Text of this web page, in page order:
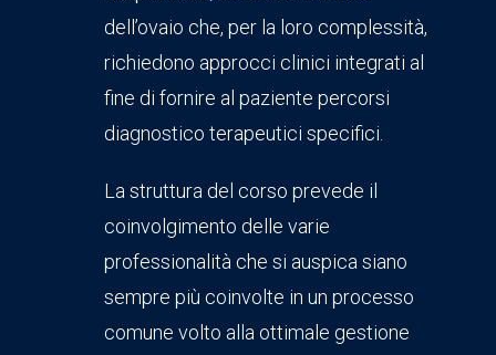
dell’ovaio che, per la loro complessità,
richiedono approcci clinici integrati al
fine di fornire al paziente percorsi
diagnostico terapeutici specifici.
La struttura del corso prevede il
coinvolgimento delle varie
professionalità che si auspica siano
sempre più coinvolte in un processo
comune volto alla ottimale gestione